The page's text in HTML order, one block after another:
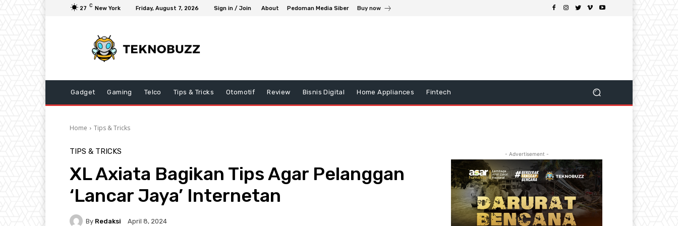
27 C New York Friday, August 7, 2026 Sign in / Join About Pedoman Media Siber Buy now
Gadget Gaming Telco Tips & Tricks Otomotif Review Bisnis Digital Home Appliances Fintech
Home Tips & Tricks
TIPS & TRICKS
XL Axiata Bagikan Tips Agar Pelanggan
‘Lancar Jaya’ Internetan
By Redaksi April 8, 2024
- Advertisement -